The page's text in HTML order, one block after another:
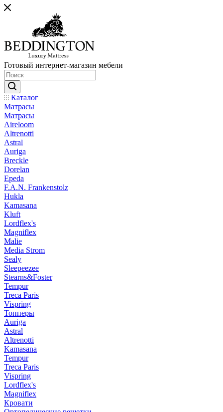
Готовый интернет-магазин мебели
Каталог
Матрасы
Матрасы
Aireloom
Altrenotti
Astral
Auriga
Breckle
Dorelan
Epeda
F.A.N. Frankenstolz
Hukla
Kamasana
Kluft
Lordflex's
Magniflex
Malie
Media Strom
Sealy
Sleepeezee
Stearns&Foster
Tempur
Treca Paris
Vispring
Топперы
Auriga
Astral
Altrenotti
Kamasana
Tempur
Treca Paris
Vispring
Lordflex's
Magniflex
Кровати